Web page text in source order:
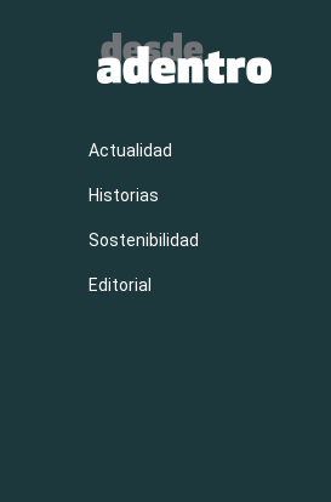
Actualidad
Historias
Sostenibilidad
Editorial